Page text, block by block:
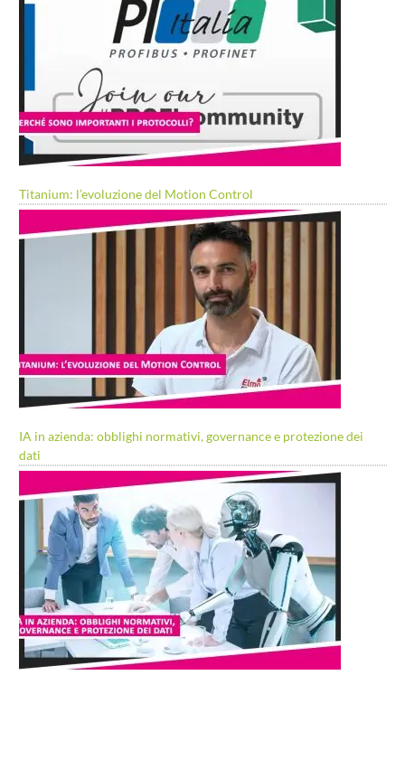
Titanium: l’evoluzione del Motion Control
IA in azienda: obblighi normativi, governance e protezione dei
dati